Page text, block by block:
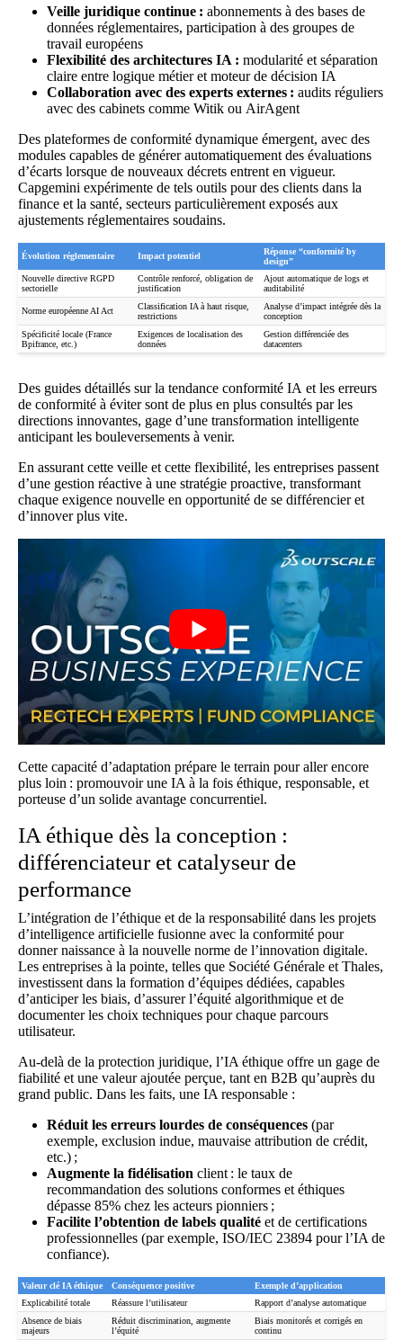
Veille juridique continue : abonnements à des bases de
données réglementaires, participation à des groupes de
travail européens
Flexibilité des architectures IA : modularité et séparation
claire entre logique métier et moteur de décision IA
Collaboration avec des experts externes : audits réguliers
avec des cabinets comme Witik ou AirAgent
Des plateformes de conformité dynamique émergent, avec des
modules capables de générer automatiquement des évaluations
d’écarts lorsque de nouveaux décrets entrent en vigueur.
Capgemini expérimente de tels outils pour des clients dans la
finance et la santé, secteurs particulièrement exposés aux
ajustements réglementaires soudains.
Évolution réglementaire Impact potentiel
Réponse “conformité by
design”
Nouvelle directive RGPD
sectorielle
Contrôle renforcé, obligation de
justification
Ajout automatique de logs et
auditabilité
Norme européenne AI Act
Classification IA à haut risque,
restrictions
Analyse d’impact intégrée dès la
conception
Spécificité locale (France
Bpifrance, etc.)
Exigences de localisation des
données
Gestion différenciée des
datacenters
Des guides détaillés sur la tendance conformité IA et les erreurs
de conformité à évitersont de plus en plus consultés par les
directions innovantes, gage d’une transformation intelligente
anticipant les bouleversements à venir.
En assurant cette veille et cette flexibilité, les entreprises passent
d’une gestion réactive à une stratégie proactive, transformant
chaque exigence nouvelle en opportunité de se différencier et
d’innover plus vite.
Cette capacité d’adaptation prépare le terrain pour aller encore
plus loin : promouvoir une IA à la fois éthique, responsable, et
porteuse d’un solide avantage concurrentiel.
IA éthique dès la conception :
différenciateur et catalyseur de
performance
L’intégration de l’éthique et de la responsabilité dans les projets
d’intelligence artificielle fusionne avec la conformité pour
donner naissance à la nouvelle norme de l’innovation digitale.
Les entreprises à la pointe, telles que Société Générale et Thales,
investissent dans la formation d’équipes dédiées, capables
d’anticiper les biais, d’assurer l’équité algorithmique et de
documenter les choix techniques pour chaque parcours
utilisateur.
Au-delà de la protection juridique, l’IA éthique offre un gage de
fiabilité et une valeur ajoutée perçue, tant en B2B qu’auprès du
grand public. Dans les faits, une IA responsable :
Réduit les erreurs lourdes de conséquences (par
exemple, exclusion indue, mauvaise attribution de crédit,
etc.) ;
Augmente la fidélisation client : le taux de
recommandation des solutions conformes et éthiques
dépasse 85% chez les acteurs pionniers ;
Facilite l’obtention de labels qualité et de certifications
professionnelles (par exemple, ISO/IEC 23894 pour l’IA de
confiance).
Valeur clé IA éthique Conséquence positive
Exemple d’application
Explicabilité totale
Réassure l’utilisateur
Rapport d’analyse automatique
Absence de biais
majeurs
Réduit discrimination, augmente
l’équité
Biais monitorés et corrigés en
continu